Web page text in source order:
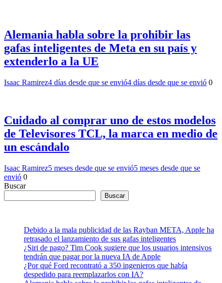
Alemania habla sobre la prohibir las
gafas inteligentes de Meta en su país y
extenderlo a la UE
Isaac Ramirez4 días desde que se envió4 días desde que se envió 0
Cuidado al comprar uno de estos modelos
de Televisores TCL, la marca en medio de
un escándalo
Isaac Ramirez5 meses desde que se envió5 meses desde que se
envió 0
Buscar
Buscar
Debido a la mala publicidad de las Rayban META, Apple ha
retrasado el lanzamiento de sus gafas inteligentes
¿Siri de pago? Tim Cook sugiere que los usuarios intensivos
tendrán que pagar por la nueva IA de Apple
¿Por qué Ford recontrató a 350 ingenieros que había
despedido para reemplazarlos con IA?